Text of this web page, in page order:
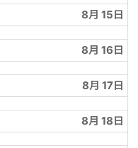
8月 15
8月 16
8月 17
8月 18